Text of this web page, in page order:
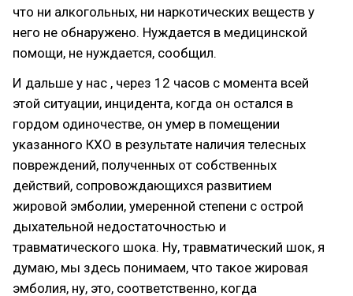
что ни алкогольных, ни наркотических веществ у
него не обнаружено. Нуждается в медицинской
помощи, не нуждается, сообщил.
И дальше у нас , через 12 часов с момента всей
этой ситуации, инцидента, когда он остался в
гордом одиночестве, он умер в помещении
указанного КХО в результате наличия телесных
повреждений, полученных от собственных
действий, сопровождающихся развитием
жировой эмболии, умеренной степени с острой
дыхательной недостаточностью и
травматического шока. Ну, травматический шок, я
думаю, мы здесь понимаем, что такое жировая
эмболия, ну, это, соответственно, когда